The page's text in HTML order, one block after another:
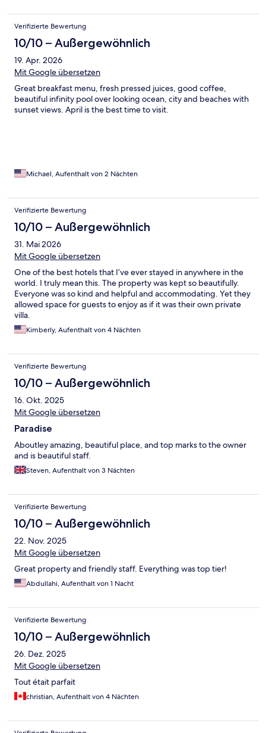
Verifizierte Bewertung
10/10 – Außergewöhnlich
19. Apr. 2026
Mit Google übersetzen
Great breakfast menu, fresh pressed juices, good coffee,
beautiful infinity pool over looking ocean, city and beaches with
sunset views. April is the best time to visit.
Michael, Aufenthalt von 2 Nächten
Verifizierte Bewertung
10/10 – Außergewöhnlich
31. Mai 2026
Mit Google übersetzen
One of the best hotels that I’ve ever stayed in anywhere in the
world. I truly mean this. The property was kept so beautifully.
Everyone was so kind and helpful and accommodating. Yet they
allowed space for guests to enjoy as if it was their own private
villa.
Kimberly, Aufenthalt von 4 Nächten
Verifizierte Bewertung
10/10 – Außergewöhnlich
16. Okt. 2025
Mit Google übersetzen
Paradise
Aboutley amazing, beautiful place, and top marks to the owner
and is beautiful staff.
Steven, Aufenthalt von 3 Nächten
Verifizierte Bewertung
10/10 – Außergewöhnlich
22. Nov. 2025
Mit Google übersetzen
Great property and friendly staff. Everything was top tier!
Abdullahi, Aufenthalt von 1 Nacht
Verifizierte Bewertung
10/10 – Außergewöhnlich
26. Dez. 2025
Mit Google übersetzen
Tout était parfait
christian, Aufenthalt von 4 Nächten